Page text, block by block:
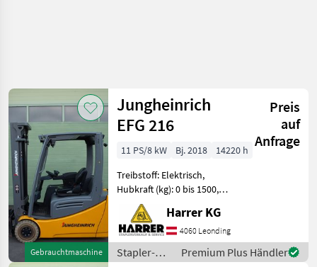
Gebrauchtmaschine
Jungheinrich
EFG 216
Preis
auf
Anfrage
11 PS/8 kW Bj. 2018
14220 h
Treibstoff: Elektrisch,
Hubkraft (kg): 0 bis 1500,
Masttyp: Triplex, Stapler-
Bauart:
Frontstapler/Gabelstapler
Jungheinrich Elektrostapler
gebraucht Typ: Jungheinr
Harrer KG
4060 Leonding
Stapler-
Premium Plus Händler